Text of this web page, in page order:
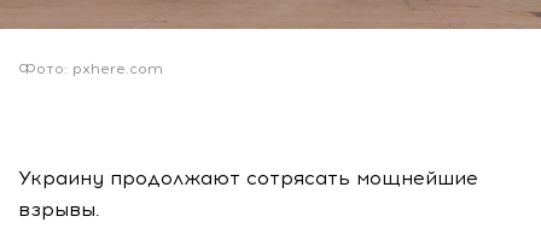
Фото: pxhere.com
Украину продолжают сотрясать мощнейшие
взрывы.